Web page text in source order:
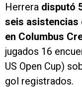
Herrera disputó
seis asistencias
en Columbus
jugados 16
US Open Cup)
gol registrados.